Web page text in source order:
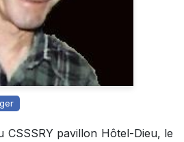
CSSSRY pavillon Hôtel-Dieu, le